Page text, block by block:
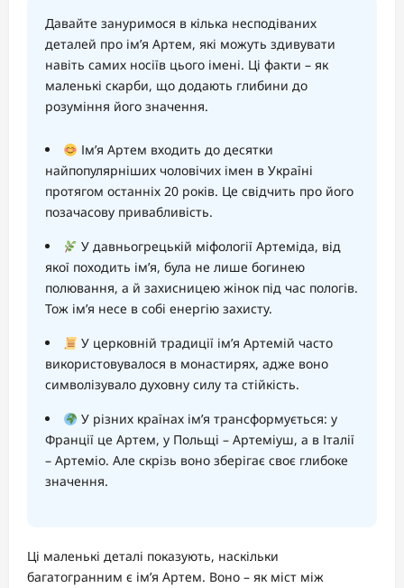
Давайте зануримося в кілька несподіваних
деталей про ім’я Артем, які можуть здивувати
навіть самих носіїв цього імені. Ці факти – як
маленькі скарби, що додають глибини до
розуміння його значення.
Ім’я Артем входить до десятки
найпопулярніших чоловічих імен в Україні
протягом останніх 20 років. Це свідчить про його
позачасову привабливість.
У давньогрецькій міфології Артеміда, від
якої походить ім’я, була не лише богинею
полювання, а й захисницею жінок під час пологів.
Тож ім’я несе в собі енергію захисту.
У церковній традиції ім’я Артемій часто
використовувалося в монастирях, адже воно
символізувало духовну силу та стійкість.
У різних країнах ім’я трансформується: у
Франції це Артем, у Польщі – Артеміуш, а в Італії
– Артеміо. Але скрізь воно зберігає своє глибоке
значення.
Ці маленькі деталі показують, наскільки
багатогранним є ім’я Артем. Воно – як міст між